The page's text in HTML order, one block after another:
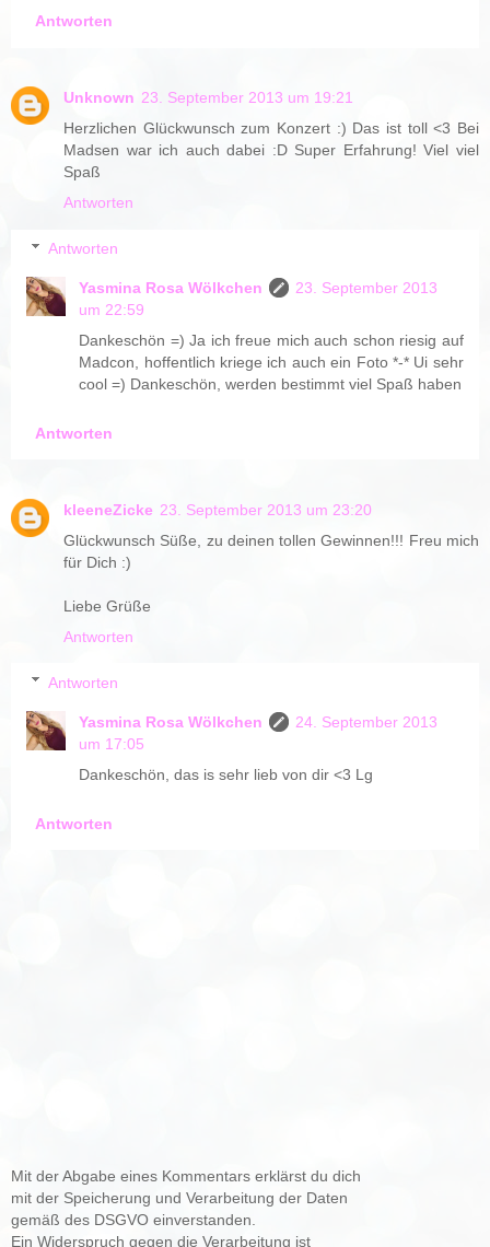
Antworten
Unknown 23. September 2013 um 19:21
Herzlichen Glückwunsch zum Konzert :) Das ist toll <3 Bei
Madsen war ich auch dabei :D Super Erfahrung! Viel viel
Spaß
Antworten
Antworten
Yasmina Rosa Wölkchen
23. September 2013
um 22:59
Dankeschön =) Ja ich freue mich auch schon riesig auf
Madcon, hoffentlich kriege ich auch ein Foto *-* Ui sehr
cool =) Dankeschön, werden bestimmt viel Spaß haben
Antworten
kleeneZicke 23. September 2013 um 23:20
Glückwunsch Süße, zu deinen tollen Gewinnen!!! Freu mich
für Dich :)
Liebe Grüße
Antworten
Antworten
Yasmina Rosa Wölkchen
24. September 2013
um 17:05
Dankeschön, das is sehr lieb von dir <3 Lg
Antworten
Mit der Abgabe eines Kommentars erklärst du dich
mit der Speicherung und Verarbeitung der Daten
gemäß des DSGVO einverstanden.
Ein Widerspruch gegen die Verarbeitung ist